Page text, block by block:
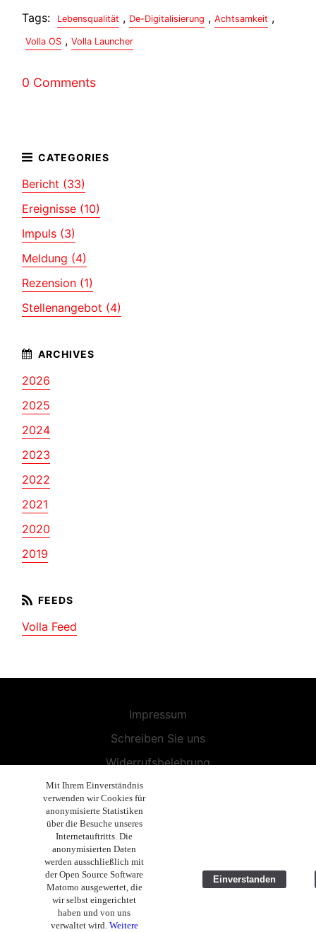
Tags: Lebensqualität , De-Digitalisierung , Achtsamkeit ,
Volla OS , Volla Launcher
0 Comments
Bericht (33)
Ereignisse (10)
Impuls (3)
Meldung (4)
Rezension (1)
Stellenangebot (4)
2026
2025
2024
2023
2022
2021
2020
2019
Volla Feed
Impressum
Schreiben Sie uns
Widerrufsbelehrung
Allgemeine Geschäftsbedingungen
Endbenutzer-Lizenzvereinbarung
Datenschutzerklärung
Geschäftsethik
Copyright 2019 - 2026 Volla Systeme GmbH
Mit Ihrem Einverständnis
verwenden wir Cookies für
anonymisierte Statistiken
über die Besuche unseres
Internetauftritts. Die
anonymisierten Daten
werden ausschließlich mit
der Open Source Software
Matomo ausgewertet, die
wir selbst eingerichtet
haben und von uns
verwaltet wird. Weitere
Einverstanden